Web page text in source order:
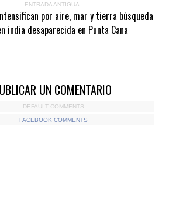
ENTRADA ANTIGUA
por aire, mar y tierra búsqueda
india desaparecida en Punta Cana
UN COMENTARIO
DEFAULT COMMENTS
FACEBOOK COMMENTS